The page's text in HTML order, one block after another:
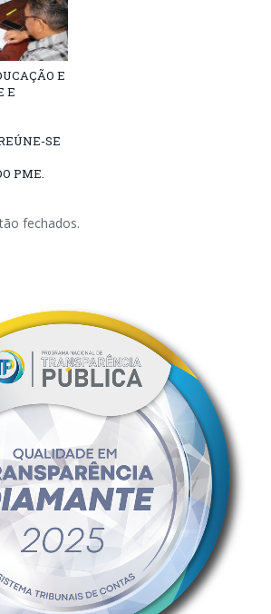
E
E
SE
PME.
fechados.